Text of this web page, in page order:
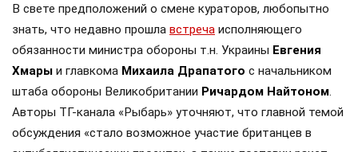
В свете предположений о смене кураторов, любопытно
знать, что недавно прошла встреча исполняющего
обязанности министра обороны т.н. Украины Евгения
Хмары и главкома Михаила Драпатого с начальником
штаба обороны Великобритании Ричардом Найтоном.
Авторы ТГ-канала «Рыбарь» уточняют, что главной темой
обсуждения «стало возможное участие британцев в